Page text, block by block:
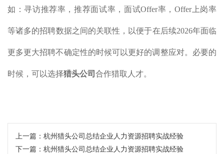
如：寻访推荐率，推荐面试率，面试Offer率，Offer上岗率
等诸多的招聘数据之间的关联性，以便于在后续2026年面临
更多更大招聘不确定性的时候可以更好的调整应对。必要的
时候，可以选择猎头公司 合作猎取人才。
上一篇： 杭州猎头公司总结企业人力资源招聘实战经验
下一篇： 杭州猎头公司总结企业人力资源招聘实战经验